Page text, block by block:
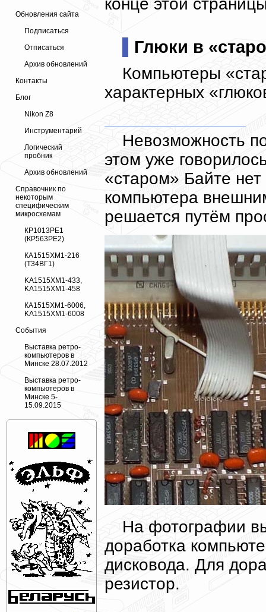
Обновления сайта
Подписаться
Отписаться
Архив обновлений
Контакты
Блог
Nikon Z8
Инструментарий
Логический
пробник
Архив обновлений
Справочник по
некоторым
специфическим
микросхемам
КР1013РЕ1
(КР563РЕ2)
КА1515ХМ1-216
(Т34ВГ1)
KA1515XM1-433,
KA1515XM1-458
КА1515ХМ1-6006,
KA1515XM1-6008
События
Выставка ретро-
компьютеров в
Минске 28.07.2012
Выставка ретро-
компьютеров в
Минске 5-
15.09.2015
конце этой
Глюки в
Компьютеры
характерных
Невозможность
этом уже
«старом» Байте
компьютера
решается путём
На фотографии
доработка
дисковода. Для
резистор.